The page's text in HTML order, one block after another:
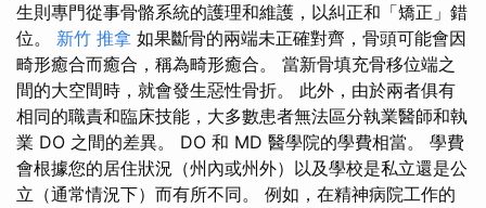
生則專門從事骨骼系統的護理和維護，以糾正和「矯正」錯
位。 新竹 推拿 如果斷骨的兩端未正確對齊，骨頭可能會因
畸形癒合而癒合，稱為畸形癒合。 當新骨填充骨移位端之
間的大空間時，就會發生惡性骨折。 此外，由於兩者俱有
相同的職責和臨床技能，大多數患者無法區分執業醫師和執
業 DO 之間的差異。 DO 和 MD 醫學院的學費相當。 學費
會根據您的居住狀況（州內或州外）以及學校是私立還是公
立（通常情況下）而有所不同。 例如，在精神病院工作的